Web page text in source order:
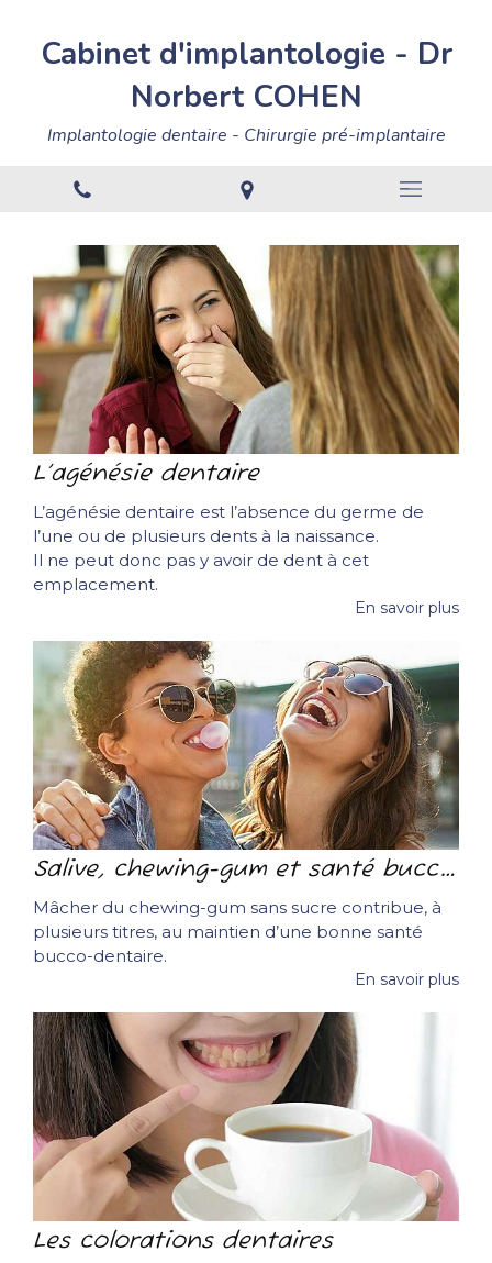
Cabinet d'implantologie - Dr
Norbert COHEN
Implantologie dentaire - Chirurgie pré-implantaire
L’agénésie dentaire
L’agénésie dentaire est l’absence du germe de
l’une ou de plusieurs dents à la naissance.
Il ne peut donc pas y avoir de dent à cet
emplacement.
En savoir plus
Salive, chewing-gum et santé bucco-dentaire
Mâcher du chewing-gum sans sucre contribue, à
plusieurs titres, au maintien d’une bonne santé
bucco-dentaire.
En savoir plus
Les colorations dentaires